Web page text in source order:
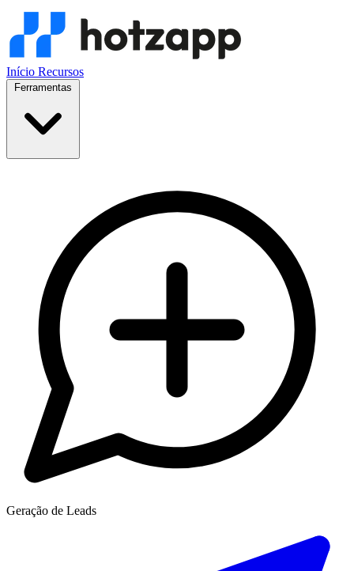
Início Recursos
Geração de Leads